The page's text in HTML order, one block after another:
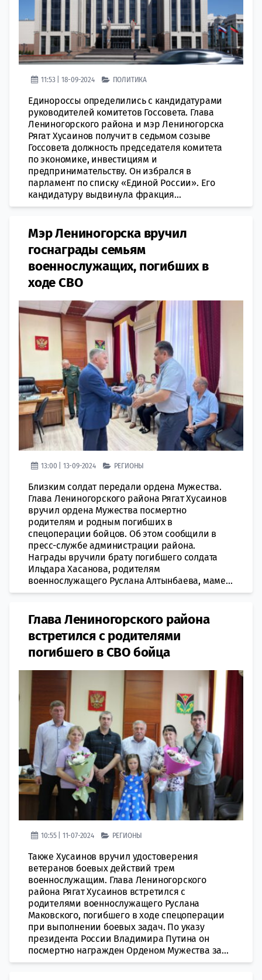
11:53 | 18-09-2024 ПОЛИТИКА
Единороссы определились с кандидатурами
руководителей комитетов Госсовета. Глава
Лениногорского района и мэр Лениногорска
Рягат Хусаинов получит в седьмом созыве
Госсовета должность председателя комитета
по экономике, инвестициям и
предпринимательству. Он избрался в
парламент по списку «Единой России». Его
кандидатуру выдвинула фракция...
Мэр Лениногорска вручил
госнаграды семьям
военнослужащих, погибших в
ходе СВО
13:00 | 13-09-2024 РЕГИОНЫ
Близким солдат передали ордена Мужества.
Глава Лениногорского района Рягат Хусаинов
вручил ордена Мужества посмертно
родителям и родным погибших в
спецоперации бойцов. Об этом сообщили в
пресс-службе администрации района.
Награды вручили брату погибшего солдата
Ильдара Хасанова, родителям
военнослужащего Руслана Алтынбаева, маме...
Глава Лениногорского района
встретился с родителями
погибшего в СВО бойца
10:55 | 11-07-2024 РЕГИОНЫ
Также Хусаинов вручил удостоверения
ветеранов боевых действий трем
военнослужащим. Глава Лениногорского
района Рягат Хусаинов встретился с
родителями военнослужащего Руслана
Маковского, погибшего в ходе спецоперации
при выполнении боевых задач. По указу
президента России Владимира Путина он
посмертно награжден Орденом Мужества за...